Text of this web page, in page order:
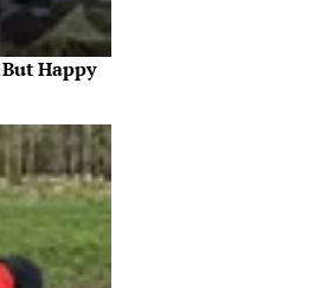
Happy